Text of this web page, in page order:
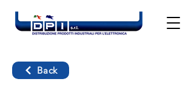
Back